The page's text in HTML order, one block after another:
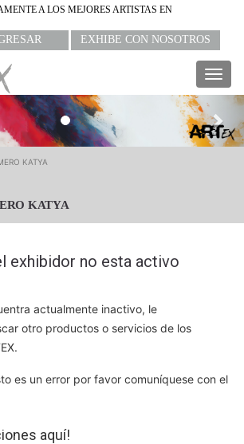
A LOS MEJORES ARTISTAS EN
EXHIBE CON NOSOTROS
KATYA
KATYA
exhibidor no esta activo
actualmente inactivo, le
otro productos o servicios de los
es un error por favor comuníquese con el
aquí!